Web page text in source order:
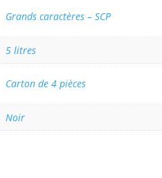
Grands caractères – SCP
5 litres
Carton de 4 pièces
Noir